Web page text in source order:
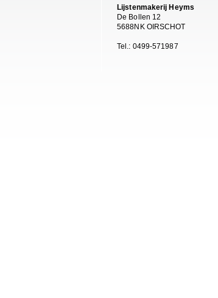
Lijstenmakerij Heyms
De Bollen 12
5688NK OIRSCHOT
Tel.: 0499-571987